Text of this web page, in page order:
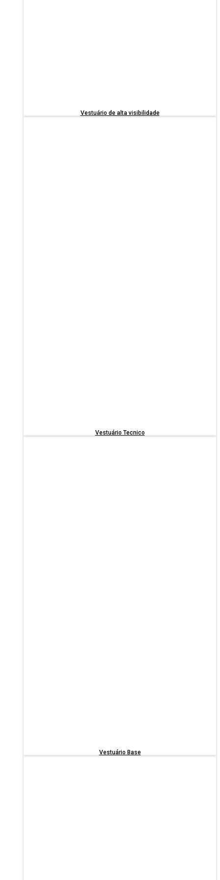
Vestuário de alta visibilidade
Vestuário Tecnico
Vestuário Base